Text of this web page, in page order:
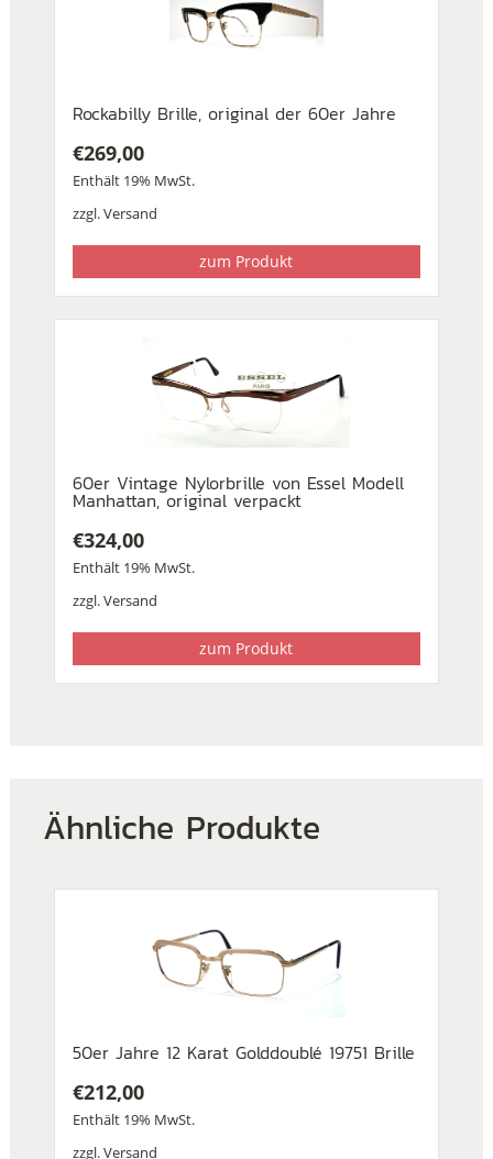
Rockabilly Brille, original der 60er Jahre
€269,00
Enthält 19% MwSt.
zzgl.Versand
zum Produkt
60er Vintage Nylorbrille von Essel Modell
Manhattan, original verpackt
€324,00
Enthält 19% MwSt.
zzgl.Versand
zum Produkt
Ähnliche Produkte
50er Jahre 12 Karat Golddoublé 19751 Brille
€212,00
Enthält 19% MwSt.
zzgl.Versand